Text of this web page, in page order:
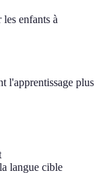
enfants à
l'apprentissage plus
langue cible